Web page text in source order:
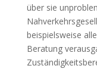
über sie
beispielsweise
Beratung